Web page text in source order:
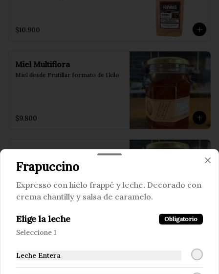
$10.900
Miel Multiflora
Miel desde Frutillar formato de 1 kilo
$9.800
Miel de Tiaca
Miel desde Frutillar formato de 1 kilo
Frapuccino
Expresso con hielo frappé y leche. Decorado con
crema chantilly y salsa de caramelo.
Elige la leche Obligatorio
Seleccione 1
Leche Entera